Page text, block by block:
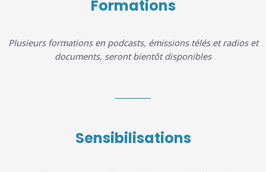
Formations
Plusieurs formations en podcasts, émissions télés et radios et
documents, seront bientôt disponibles
Sensibilisations